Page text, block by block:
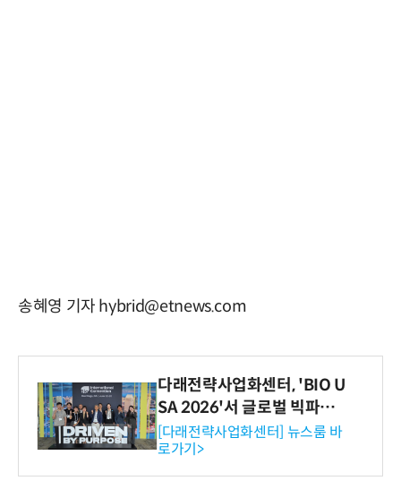
송혜영 기자 hybrid@etnews.com
다래전략사업화센터, 'BIO U
SA 2026'서 글로벌 빅파마
와의 비즈니스 미팅 지원…K
-바이오 해외 진출 교두보 확
보
[다래전략사업화센터] 뉴스룸 바
로가기>